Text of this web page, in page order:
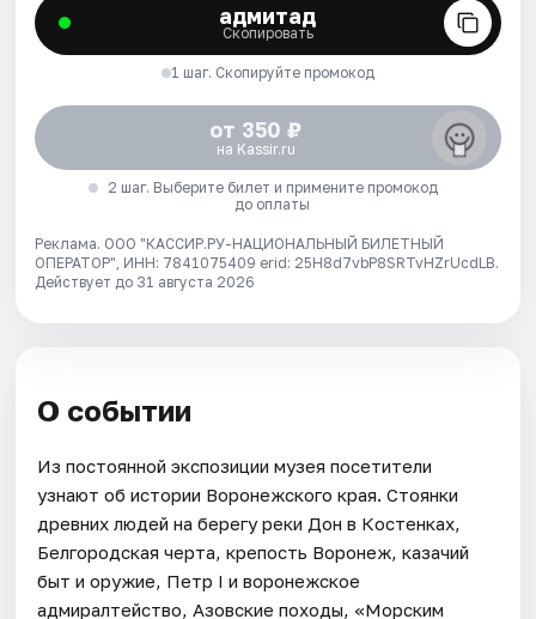
адмитад
Скопировать
1 шаг. Скопируйте промокод
от 350 ₽
на Kassir.ru
2 шаг. Выберите билет и примените промокод
до оплаты
Реклама. ООО "КАССИР.РУ-НАЦИОНАЛЬНЫЙ БИЛЕТНЫЙ
ОПЕРАТОР", ИНН: 7841075409 erid: 25H8d7vbP8SRTvHZrUcdLB.
Действует до 31 августа 2026
О событии
Из постоянной экспозиции музея посетители
узнают об истории Воронежского края. Стоянки
древних людей на берегу реки Дон в Костенках,
Белгородская черта, крепость Воронеж, казачий
быт и оружие, Петр I и воронежское
адмиралтейство, Азовские походы, «Морским